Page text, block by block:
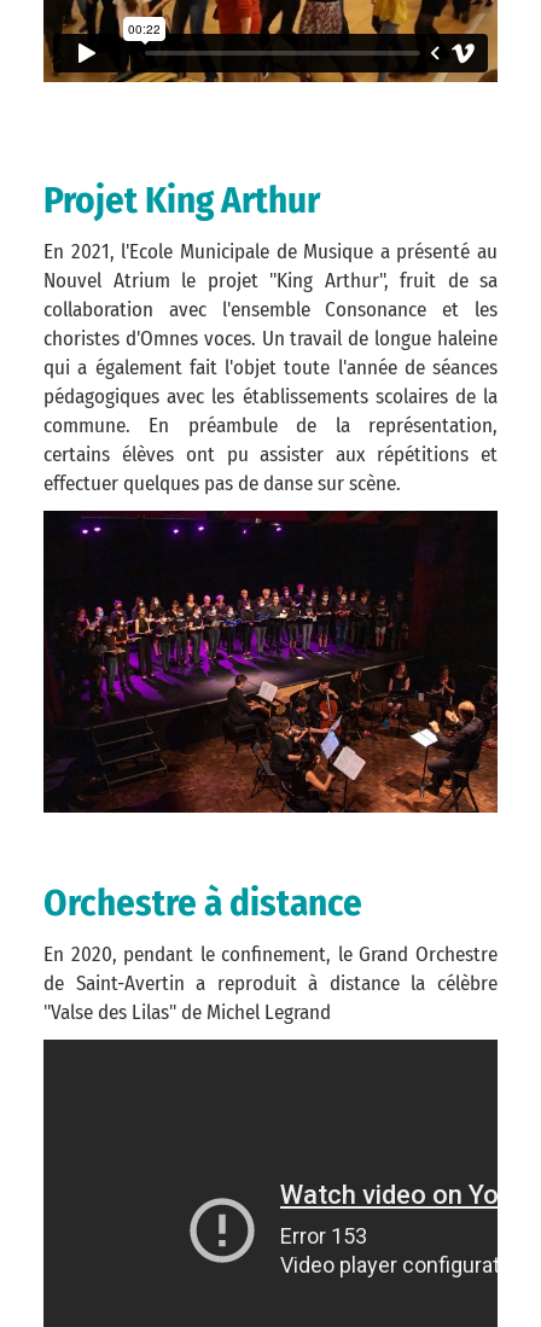
Projet King Arthur
En 2021, l'Ecole Municipale de Musique a présenté au
Nouvel Atrium le projet "King Arthur", fruit de sa
collaboration avec l'ensemble Consonance et les
choristes d'Omnes voces. Un travail de longue haleine
qui a également fait l'objet toute l'année de séances
pédagogiques avec les établissements scolaires de la
commune. En préambule de la représentation,
certains élèves ont pu assister aux répétitions et
effectuer quelques pas de danse sur scène.
Orchestre à distance
En 2020, pendant le confinement, le Grand Orchestre
de Saint-Avertin a reproduit à distance la célèbre
"Valse des Lilas" de Michel Legrand